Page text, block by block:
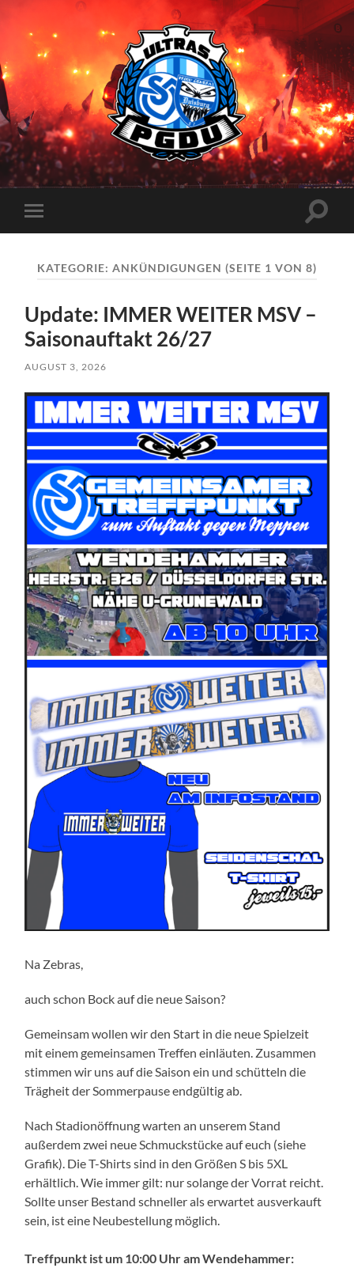
Proud
Generation
Duisburg
Mobile-
Menü
KATEGORIE: ANKÜNDIGUNGEN (SEITE 1 VON 8)
Update: IMMER WEITER MSV –
Saisonauftakt 26/27
AUGUST 3, 2026
Na Zebras,
auch schon Bock auf die neue Saison?
Gemeinsam wollen wir den Start in die neue Spielzeit
mit einem gemeinsamen Treffen einläuten. Zusammen
stimmen wir uns auf die Saison ein und schütteln die
Trägheit der Sommerpause endgültig ab.
Nach Stadionöffnung warten an unserem Stand
außerdem zwei neue Schmuckstücke auf euch (siehe
Grafik). Die T-Shirts sind in den Größen S bis 5XL
erhältlich. Wie immer gilt: nur solange der Vorrat reicht.
Sollte unser Bestand schneller als erwartet ausverkauft
sein, ist eine Neubestellung möglich.
Treffpunkt ist um 10:00 Uhr am Wendehammer: